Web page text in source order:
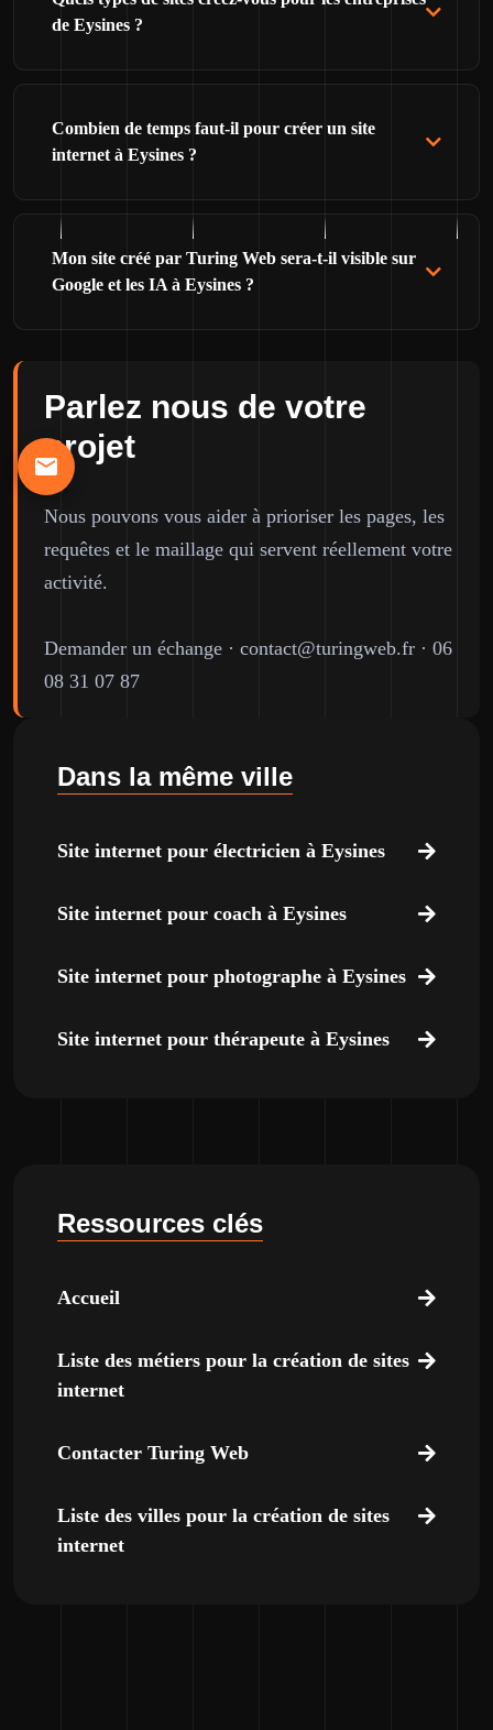
de Eysines ?
Combien de temps faut-il pour créer un site
internet à Eysines ?
Mon site créé par Turing Web sera-t-il visible sur
Google et les IA à Eysines ?
Parlez nous de votre
projet
Nous pouvons vous aider à prioriser les pages, les
requêtes et le maillage qui servent réellement votre
activité.
Demander un échange · contact@turingweb.fr · 06
08 31 07 87
Dans la même ville
Site internet pour électricien à Eysines
Site internet pour coach à Eysines
Site internet pour photographe à Eysines
Site internet pour thérapeute à Eysines
Ressources clés
Accueil
Liste des métiers pour la création de sites
internet
Contacter Turing Web
Liste des villes pour la création de sites
internet